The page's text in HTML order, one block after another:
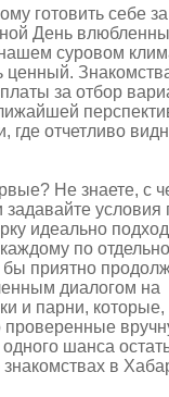
готовить себе
День
суровом
ценный.
за отбор
где отчетливо
Не знаете, с
условия
идеально
по
приятно
диалогом на
и парни, которые,
проверенные
шанса
знакомствах в